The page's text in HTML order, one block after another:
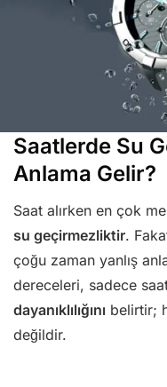
Saatlerde Su
Anlama Gelir?
Saat alırken en çok
su geçirmezliktir.
çoğu zaman yanlış
dereceleri, sadece
dayanıklılığını belirtir;
değildir.